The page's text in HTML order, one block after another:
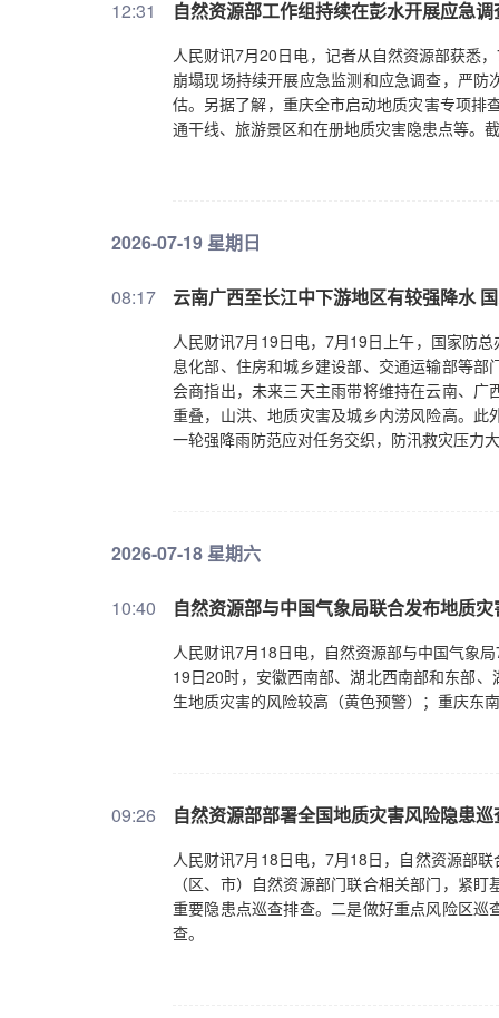
12:31 自然资源部工作组持续在彭水开展应急
人民财讯7月20日电，记者从自然资源部获悉
崩塌现场持续开展应急监测和应急调查，严
估。另据了解，重庆全市启动地质灾害专项排
通干线、旅游景区和在册地质灾害隐患点等。
2026-07-19 星期日
08:17 云南广西至长江中下游地区有较强降水
人民财讯7月19日电，7月19日上午，国家防
息化部、住房和城乡建设部、交通运输部等
会商指出，未来三天主雨带将维持在云南、
重叠，山洪、地质灾害及城乡内涝风险高。
一轮强降雨防范应对任务交织，防汛救灾压力
2026-07-18 星期六
10:40 自然资源部与中国气象局联合发布地质
人民财讯7月18日电，自然资源部与中国气象
19日20时，安徽西南部、湖北西南部和东部
生地质灾害的风险较高（黄色预警）；重庆东
09:26 自然资源部部署全国地质灾害风险隐患
人民财讯7月18日电，7月18日，自然资源部
（区、市）自然资源部门联合相关部门，紧
重要隐患点巡查排查。二是做好重点风险区
查。